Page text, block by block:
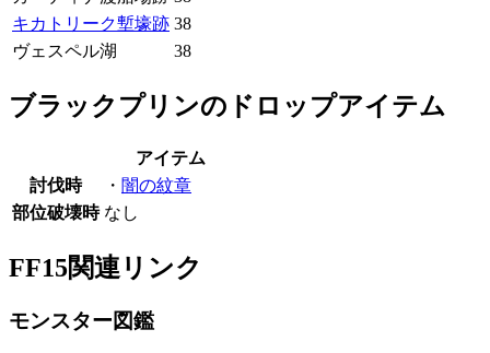
キカトリーク塹壕跡 38
ヴェスペル湖
38
ブラックプリンのドロップアイテム
アイテム
討伐時
・ 闇の紋章
部位破壊時 なし
FF15関連リンク
モンスター図鑑